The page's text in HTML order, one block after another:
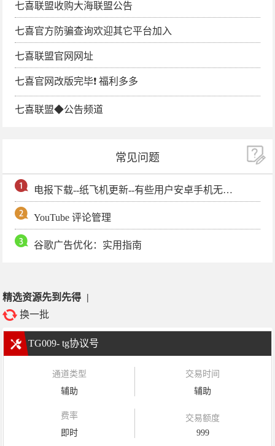
七喜联盟收购大海联盟公告
七喜官方防骗查询欢迎其它平台加入
七喜联盟官网网址
七喜官网改版完毕❗️ 福利多多
七喜联盟◆公告频道
常见问题
电报下载--纸飞机更新--有些用户安卓手机无法更新电报软件
YouTube 评论管理
谷歌广告优化：实用指南
精选资源先到先得 |
换一批
TG009- tg协议号
通道类型
辅助
交易时间
辅助
费率
即时
交易额度
999